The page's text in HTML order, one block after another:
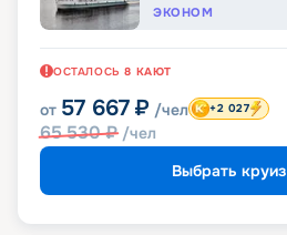
ЭКОНОМ
ОСТАЛОСЬ 8 КАЮТ
от 57 667 ₽ /чел
65 530₽ /чел
+2 027
Выбрать круиз